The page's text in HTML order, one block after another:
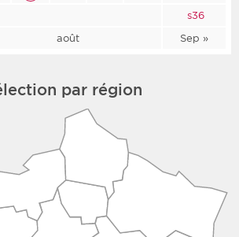
août Sep »
s36
par région